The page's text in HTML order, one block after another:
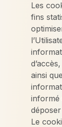
Les
fins
ainsi
informé
Le